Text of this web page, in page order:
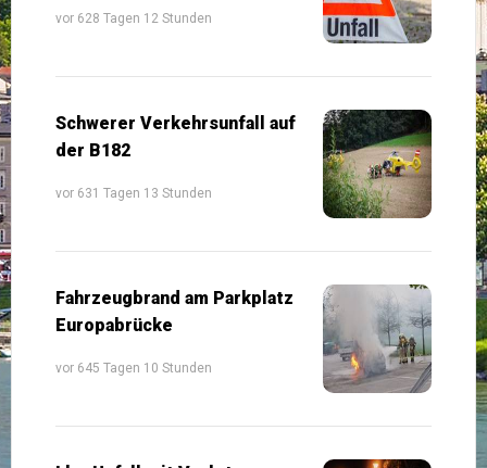
vor 628 Tagen 12 Stunden
Schwerer Verkehrsunfall auf
der B182
vor 631 Tagen 13 Stunden
Fahrzeugbrand am Parkplatz
Europabrücke
vor 645 Tagen 10 Stunden